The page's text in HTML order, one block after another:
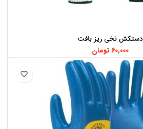
دستکش نخی ریز بافت
60,000 تومان